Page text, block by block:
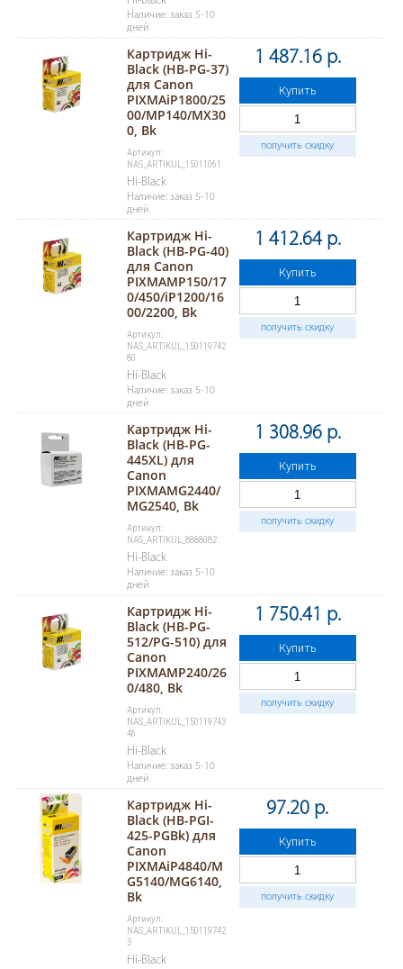
Наличие: заказ 5-10
дней
Картридж Hi-
Black (HB-PG-37)
для Canon
PIXMAiP1800/25
00/MP140/MX30
0, Bk
Артикул:
NAS_ARTIKUL_15011061
Hi-Black
Наличие: заказ 5-10
дней
1 487.16 р.
Купить
получить скидку
Картридж Hi-
Black (HB-PG-40)
для Canon
PIXMAMP150/17
0/450/iP1200/16
00/2200, Bk
Артикул:
NAS_ARTIKUL_150119742
80
Hi-Black
Наличие: заказ 5-10
дней
1 412.64 р.
Купить
получить скидку
Картридж Hi-
Black (HB-PG-
445XL) для
Canon
PIXMAMG2440/
MG2540, Bk
Артикул:
NAS_ARTIKUL_8888082
Hi-Black
Наличие: заказ 5-10
дней
1 308.96 р.
Купить
получить скидку
Картридж Hi-
Black (HB-PG-
512/PG-510) для
Canon
PIXMAMP240/26
0/480, Bk
Артикул:
NAS_ARTIKUL_150119743
46
Hi-Black
Наличие: заказ 5-10
дней
1 750.41 р.
Купить
получить скидку
Картридж Hi-
Black (HB-PGI-
425-PGBk) для
Canon
PIXMAiP4840/M
G5140/MG6140,
Bk
Артикул:
NAS_ARTIKUL_150119742
3
Hi-Black
97.20 р.
Купить
получить скидку